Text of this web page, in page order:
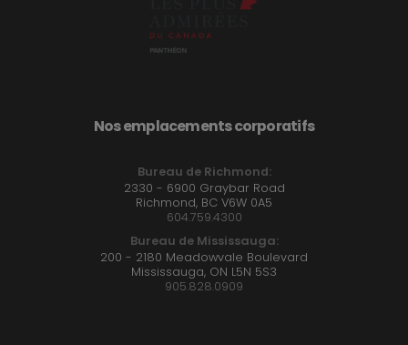
Nos emplacements corporatifs
Bureau de Richmond:
2330 - 6900 Graybar Road
Richmond, BC V6W 0A5
604.759.4300
Bureau de Mississauga:
200 - 2180 Meadowvale Boulevard
Mississauga, ON L5N 5S3
905.828.0909